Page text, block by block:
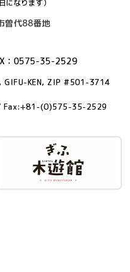
になります）
曽代88番地
：0575-35-2529
KEN, ZIP #501-3714
(0)575-35-2529